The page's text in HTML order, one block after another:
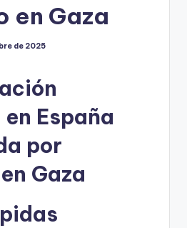
en Gaza
de 2025
España
por
Gaza